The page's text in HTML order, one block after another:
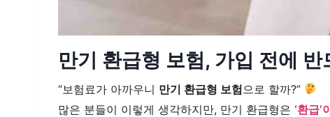
만기 환급형 보험, 가입 전에
“보험료가 아까우니 만기 환급형 보험으로 할까?”
많은 분들이 이렇게 생각하지만, 만기 환급형은 ‘환급